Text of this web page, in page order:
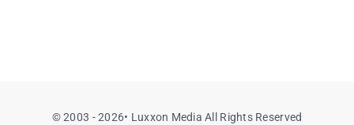
© 2003 - 2026• Luxxon Media All Rights Reserved